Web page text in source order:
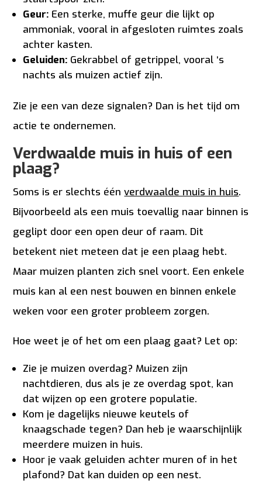
Geur: Een sterke, muffe geur die lijkt op
ammoniak, vooral in afgesloten ruimtes zoals
achter kasten.
Geluiden: Gekrabbel of getrippel, vooral ‘s
nachts als muizen actief zijn.
Zie je een van deze signalen? Dan is het tijd om
actie te ondernemen.
Verdwaalde muis in huis of een
plaag?
Soms is er slechts éénverdwaalde muis in huis.
Bijvoorbeeld als een muis toevallig naar binnen is
geglipt door een open deur of raam. Dit
betekent niet meteen dat je een plaag hebt.
Maar muizen planten zich snel voort. Een enkele
muis kan al een nest bouwen en binnen enkele
weken voor een groter probleem zorgen.
Hoe weet je of het om een plaag gaat? Let op:
Zie je muizen overdag? Muizen zijn
nachtdieren, dus als je ze overdag spot, kan
dat wijzen op een grotere populatie.
Kom je dagelijks nieuwe keutels of
knaagschade tegen? Dan heb je waarschijnlijk
meerdere muizen in huis.
Hoor je vaak geluiden achter muren of in het
plafond? Dat kan duiden op een nest.